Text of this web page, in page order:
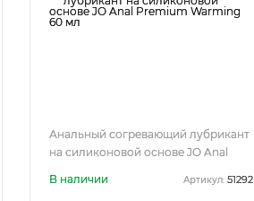
Анальный согревающий лубрикант
на силиконовой основе JO Anal
В наличии Артикул: 51292